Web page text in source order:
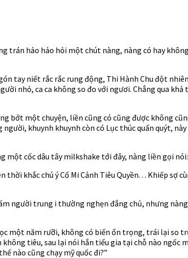
trán hảo hảo hỏi một chút nàng, nàng có hay
tay niết rắc rắc rung động, Thi Hành Chu đột
nhỏ, ca ca không so đo với ngươi. Chẳng qua
bớt một chuyện, liền cũng có cũng được không
khuynh khuynh còn có Lục thúc quấn quýt,
cốc dâu tây milkshake tới đây, nàng liền gọi
khắc chú ý Cố Mi Cảnh Tiêu Quyền. . . Khiếp sợ
người trung i thường nghẹn đắng chủ, nhưng
một năm rưỡi, không có biến ổn trọng, trái lại so
tiêu, sau lại nói hắn tiểu gia tại chỗ nào ngốc
nào cũng chạy mỹ quốc đi?”